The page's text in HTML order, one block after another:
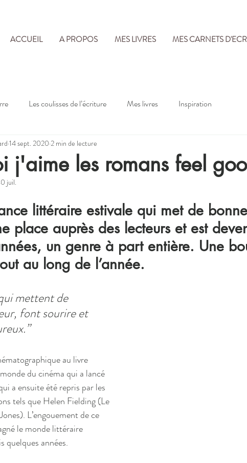
ACCUEIL A PROPOS MES LIVRES MES CARNETS
Les coulisses de l’écriture Mes livres Inspiration
j'aime les romans feel
14 sept. 2020 2 min de lecture
juil.
littéraire estivale qui met de
place auprès des lecteurs et est
un genre à part entière. Une
au long de l’année.
mettent de
font sourire et
au livre
du cinéma qui a lancé
a ensuite été repris par les
tels que Helen Fielding (Le
L’engouement de ce
le monde littéraire
quelques années.